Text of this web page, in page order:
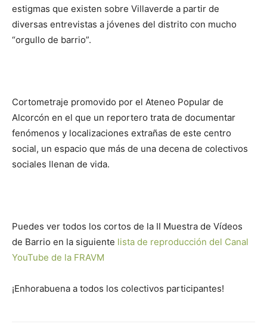
estigmas que existen sobre Villaverde a partir de
diversas entrevistas a jóvenes del distrito con mucho
“orgullo de barrio”.
Cortometraje promovido por el Ateneo Popular de
Alcorcón en el que un reportero trata de documentar
fenómenos y localizaciones extrañas de este centro
social, un espacio que más de una decena de colectivos
sociales llenan de vida.
Puedes ver todos los cortos de la II Muestra de Vídeos
de Barrio en la siguiente lista de reproducción del Canal
YouTube de la FRAVM
¡Enhorabuena a todos los colectivos participantes!